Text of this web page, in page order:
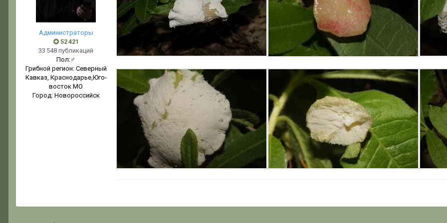
Администраторы
52 421
33 548 публикаций
Пол:♂
Грибной регион: Северный
Кавказ, Краснодарье,Юго-
восток МО
Город: Новороссийск